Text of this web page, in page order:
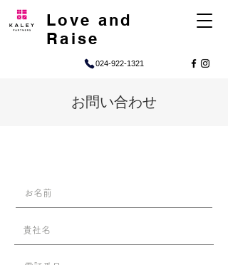
024-922-1321
Love and
Raise
お問い合わせ